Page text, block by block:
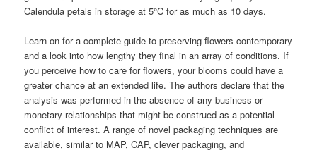
Calendula petals in storage at 5°C for as much as 10 days.
Learn on for a complete guide to preserving flowers contemporary
and a look into how lengthy they final in an array of conditions. If
you perceive how to care for flowers, your blooms could have a
greater chance at an extended life. The authors declare that the
analysis was performed in the absence of any business or
monetary relationships that might be construed as a potential
conflict of interest. A range of novel packaging techniques are
available, similar to MAP, CAP, clever packaging, and